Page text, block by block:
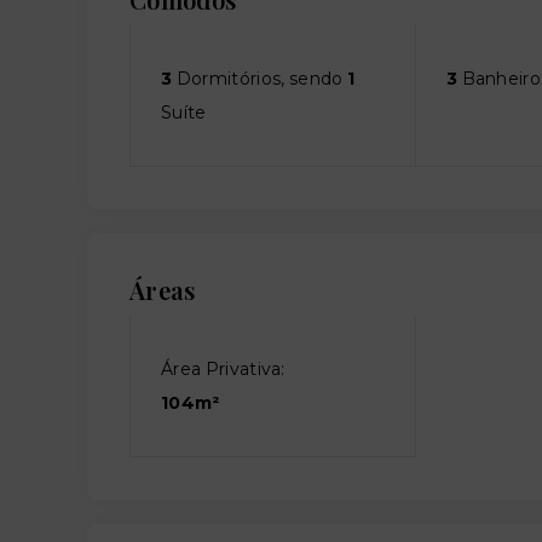
3 Dormitórios, sendo 1
Suíte
3
Áreas
Área Privativa:
104m²